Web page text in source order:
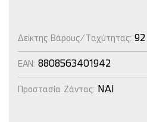
Δείκτης Βάρους/Ταχύτητας: 92
EAN: 8808563401942
Προστασία Ζάντας: NAI